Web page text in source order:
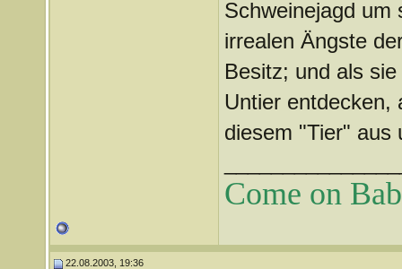
Schweinejagd um
irrealen Ängste
Besitz; und als
Untier entdecken,
diesem "Tier" aus
Come on
22.08.2003, 19:36